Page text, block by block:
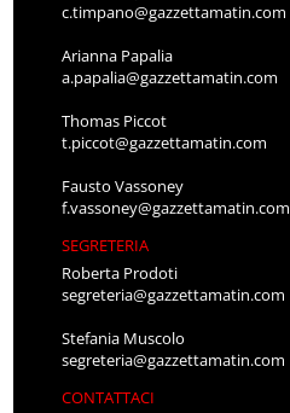
c.timpano@gazzettamatin.com
Arianna Papalia
a.papalia@gazzettamatin.com
Thomas Piccot
t.piccot@gazzettamatin.com
Fausto Vassoney
f.vassoney@gazzettamatin.com
SEGRETERIA
Roberta Prodoti
segreteria@gazzettamatin.com
Stefania Muscolo
segreteria@gazzettamatin.com
CONTATTACI